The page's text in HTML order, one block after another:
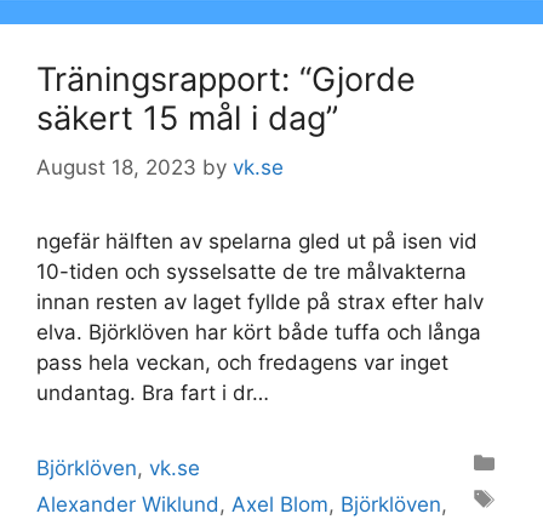
Träningsrapport: “Gjorde
säkert 15 mål i dag”
August 18, 2023 by vk.se
ngefär hälften av spelarna gled ut på isen vid
10-tiden och sysselsatte de tre målvakterna
innan resten av laget fyllde på strax efter halv
elva. Björklöven har kört både tuffa och långa
pass hela veckan, och fredagens var inget
undantag. Bra fart i dr…
Categories
Björklöven, vk.se
Tags
Alexander Wiklund , Axel Blom, Björklöven,